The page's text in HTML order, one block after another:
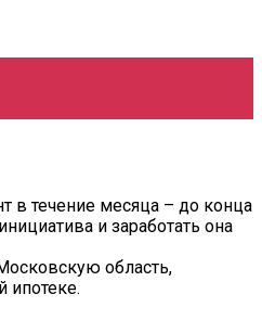
в течение месяца – до конца
и заработать она
область,
ипотеке.